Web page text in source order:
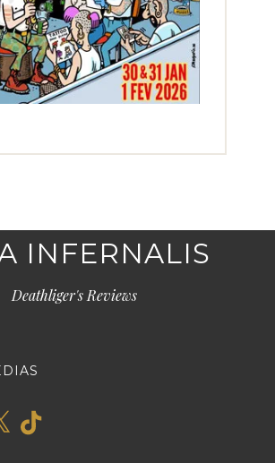
INFERNALIS
Deathliger's Reviews
TikTok